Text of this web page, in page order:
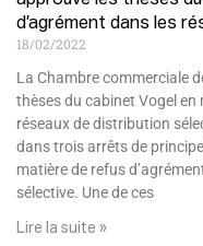
d’agrément dans les
18/02/2022
La Chambre commerciale
thèses du cabinet Vogel en
réseaux de distribution
dans trois arrêts de
matière de refus
sélective. Une de ces
Lire la suite »